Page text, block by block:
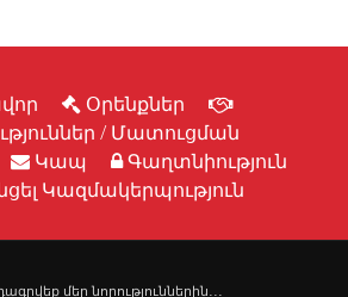
Օրենքներ
/ Մատուցման
Կապ
Գաղտնիություն
Կազմակերպություն
մեր նորություններին․․․